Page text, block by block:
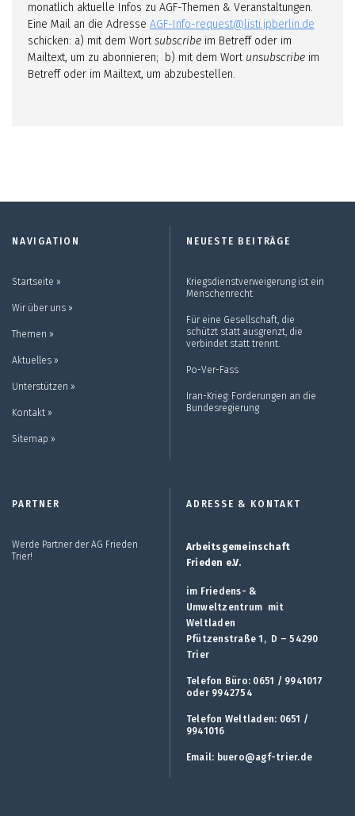
monatlich aktuelle Infos zu AGF-Themen & Veranstaltungen.
Eine Mail an die Adresse AGF-Info-request@listi.jpberlin.de
schicken: a) mit dem Wortsubscribe im Betreff oder im
Mailtext, um zu abonnieren; b) mit dem Wort unsubscribe im
Betreff oder im Mailtext, um abzubestellen.
NAVIGATION
Startseite ››
Wir über uns ››
Themen ››
Aktuelles ››
Unterstützen ››
Kontakt ››
Sitemap ››
NEUESTE BEITRÄGE
Kriegsdienstverweigerung ist ein
Menschenrecht
Für eine Gesellschaft, die
schützt statt ausgrenzt, die
verbindet statt trennt.
Po-Ver-Fass
Iran-Krieg: Forderungen an die
Bundesregierung
PARTNER
Werde Partner der AG Frieden
Trier!
ADRESSE & KONTAKT
Arbeitsgemeinschaft
Frieden e.V.
im Friedens- &
Umweltzentrum mit
Weltladen
Pfützenstraße 1, D – 54290
Trier
Telefon Büro: 0651 / 9941017
oder 9942754
Telefon Weltladen: 0651 /
9941016
Email: buero@agf-trier.de